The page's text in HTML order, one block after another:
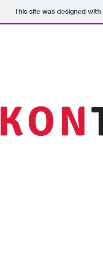
This site was designed with
KON